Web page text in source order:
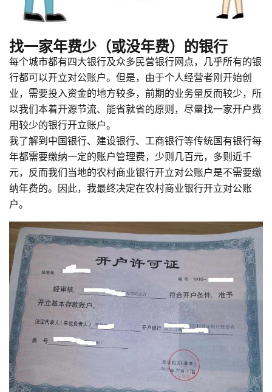
找一家年费少（或没年费）的银行
每个城市都有四大银行及众多民营银行网点，几乎所有的银
行都可以开立对公账户。但是，由于个人经营者刚开始创
业，需要投入资金的地方较多，前期的业务量反而较少，所
以我们本着开源节流、能省就省的原则，尽量找一家开户费
用较少的银行开立账户。
我了解到中国银行、建设银行、工商银行等传统国有银行每
年都需要缴纳一定的账户管理费，少则几百元，多则近千
元，反而我们当地的农村商业银行开立对公账户是不需要缴
纳年费的。因此，我最终决定在农村商业银行开立对公账
户。